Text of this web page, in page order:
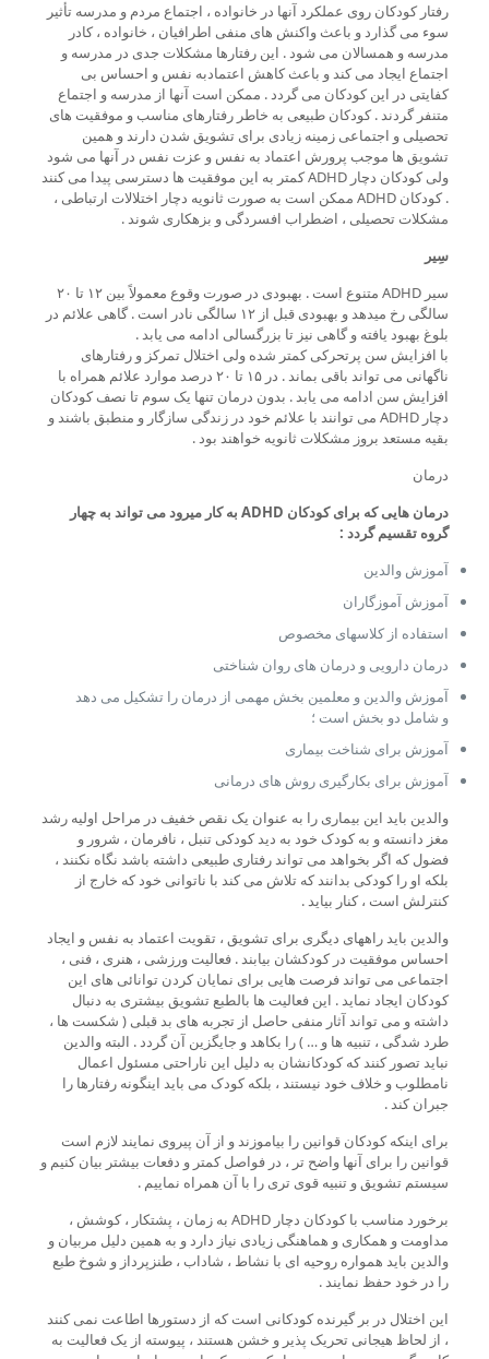
رفتار کودکان روی عملکرد آنها در خانواده ، اجتماع مردم و مدرسه تأثیر
سوء می گذارد و باعث واکنش های منفی اطرافیان ، خانواده ، کادر
مدرسه و همسالان می شود . این رفتارها مشکلات جدی در مدرسه و
اجتماع ایجاد می کند و باعث کاهش اعتمادبه نفس و احساس بی
کفایتی در این کودکان می گردد . ممکن است آنها از مدرسه و اجتماع
متنفر گردند . کودکان طبیعی به خاطر رفتارهای مناسب و موفقیت های
تحصیلی و اجتماعی زمینه زیادی برای تشویق شدن دارند و همین
تشویق ها موجب پرورش اعتماد به نفس و عزت نفس در آنها می شود
ولی کودکان دچار ADHD کمتر به این موفقیت ها دسترسی پیدا می کنند
. کودکان ADHD ممکن است به صورت ثانویه دچار اختلالات ارتباطی ،
مشکلات تحصیلی ، اضطراب افسردگی و بزهکاری شوند .
سِیر
سیر ADHD متنوع است . بهبودی در صورت وقوع معمولاً بین ۱۲ تا ۲۰
سالگی رخ میدهد و بهبودی قبل از ۱۲ سالگی نادر است . گاهی علائم در
بلوغ بهبود یافته و گاهی نیز تا بزرگسالی ادامه می یابد .
با افزایش سن پرتحرکی کمتر شده ولی اختلال تمرکز و رفتارهای
ناگهانی می تواند باقی بماند . در ۱۵ تا ۲۰ درصد موارد علائم همراه با
افزایش سن ادامه می یابد . بدون درمان تنها یک سوم تا نصف کودکان
دچار ADHD می توانند با علائم خود در زندگی سازگار و منطبق باشند و
بقیه مستعد بروز مشکلات ثانویه خواهند بود .
درمان
درمان هایی که برای کودکان
به کار میرود می تواند به چهار
گروه تقسیم گردد:
آموزش والدین
آموزش آموزگاران
استفاده از کلاسهای مخصوص
درمان دارویی و درمان های روان شناختی
آموزش والدین و معلمین بخش مهمی از درمان را تشکیل می دهد
و شامل دو بخش است ؛
آموزش برای شناخت بیماری
آموزش برای بکارگیری روش های درمانی
والدین باید این بیماری را به عنوان یک نقص خفیف در مراحل اولیه رشد
مغز دانسته و به کودک خود به دید کودکی تنبل ، نافرمان ، شرور و
فضول که اگر بخواهد می تواند رفتاری طبیعی داشته باشد نگاه نکنند ،
بلکه او را کودکی بدانند که تلاش می کند با ناتوانی خود که خارج از
کنترلش است ، کنار بیاید .
والدین باید راههای دیگری برای تشویق ، تقویت اعتماد به نفس و ایجاد
احساس موفقیت در کودکشان بیابند . فعالیت ورزشی ، هنری ، فنی ،
اجتماعی می تواند فرصت هایی برای نمایان کردن توانائی های این
کودکان ایجاد نماید . این فعالیت ها بالطبع تشویق بیشتری به دنبال
داشته و می تواند آثار منفی حاصل از تجربه های بد قبلی ( شکست ها ،
طرد شدگی ، تنبیه ها و … ) را بکاهد و جایگزین آن گردد . البته والدین
نباید تصور کنند که کودکانشان به دلیل این ناراحتی مسئول اعمال
نامطلوب و خلاف خود نیستند ، بلکه کودک می باید اینگونه رفتارها را
جبران کند .
برای اینکه کودکان قوانین را بیاموزند و از آن پیروی نمایند لازم است
قوانین را برای آنها واضح تر ، در فواصل کمتر و دفعات بیشتر بیان کنیم و
سیستم تشویق و تنبیه قوی تری را با آن همراه نماییم .
برخورد مناسب با کودکان دچار ADHD به زمان ، پشتکار ، کوشش ،
مداومت و همکاری و هماهنگی زیادی نیاز دارد و به همین دلیل مربیان و
والدین باید همواره روحیه ای با نشاط ، شاداب ، طنزپرداز و شوخ طبع
را در خود حفظ نمایند .
این اختلال در بر گیرنده کودکانی است که از دستورها اطاعت نمی کنند
، از لحاظ هیجانی تحریک پذیر و خشن هستند ، پیوسته از یک فعالیت به